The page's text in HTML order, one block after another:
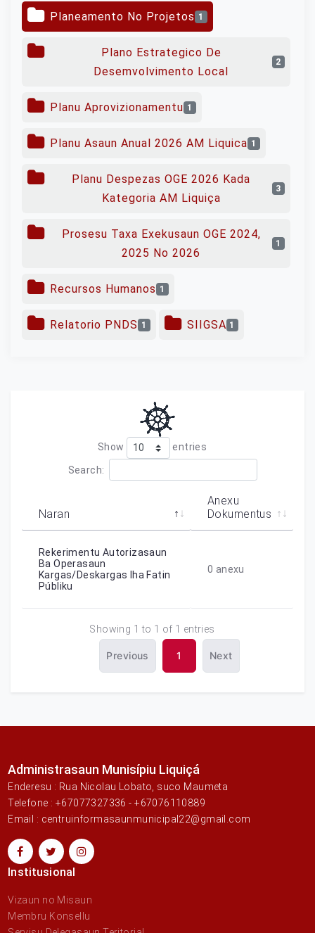
Planeamento No Projetos 1
Plano Estrategico De
Desemvolvimento Local
2
Planu Aprovizionamentu 1
Planu Asaun Anual 2026 AM Liquica 1
Planu Despezas OGE 2026 Kada
Kategoria AM Liquiça
3
Prosesu Taxa Exekusaun OGE 2024,
2025 No 2026
1
Recursos Humanos 1
Relatorio PNDS 1 SIIGSA 1
Show entries
Search:
Naran
Anexu
Dokumentus
Rekerimentu Autorizasaun
Ba Operasaun
Kargas/deskargas Iha Fatin
Públiku
0 anexu
Showing 1 to 1 of 1 entries
Previous 1 Next
Administrasaun Munisípiu Liquiçá
Enderesu : Rua Nicolau Lobato, suco Maumeta
Telefone : +67077327336 - +67076110889
Email : centruinformasaunmunicipal22@gmail.com
Institusional
Vizaun no Misaun
Membru Konsellu